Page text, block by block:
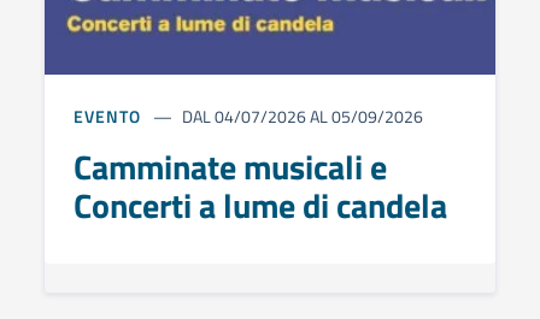
EVENTO DAL 04/07/2026 AL 05/09/2026
Camminate musicali e
Concerti a lume di candela